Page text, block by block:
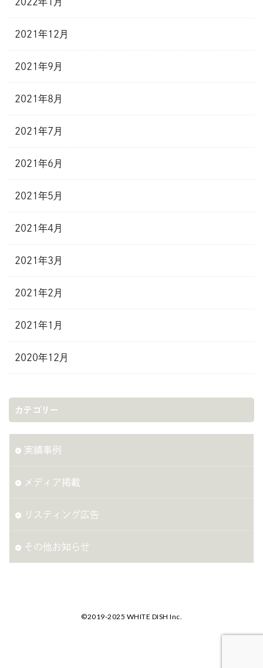
2021年12月
2021年9月
2021年8月
2021年7月
2021年6月
2021年5月
2021年4月
2021年3月
2021年2月
2021年1月
2020年12月
カテゴリー
実績事例
メディア掲載
リスティング広告
その他お知らせ
©2019-2025 WHITE DISH Inc.